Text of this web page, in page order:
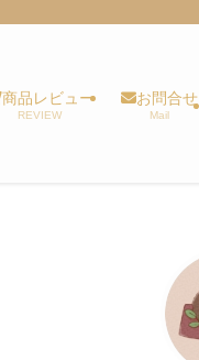
商品レビュー
REVIEW
お問合せ
Mail